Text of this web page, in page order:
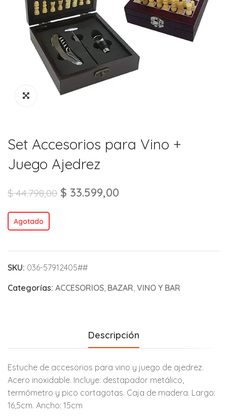
Set Accesorios para Vino +
Juego Ajedrez
$44.798,00 $ 33.599,00
Agotado
SKU: 036-57912405##
Categorías: ACCESORIOS, BAZAR, VINO Y BAR
Descripción
Estuche de accesorios para vino y juego de ajedrez.
Acero inoxidable. Incluye: destapador metálico,
termómetro y pico cortagotas. Caja de madera. Largo:
16,5cm. Ancho: 15cm